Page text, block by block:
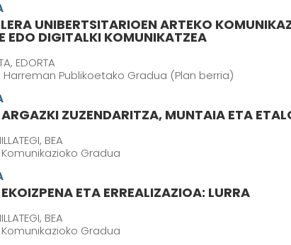
UNIBERTSITARIOEN ARTEKO
EDO DIGITALKI KOMUNIKATZEA
EDORTA
Publikoetako Gradua (Plan berria)
ZUZENDARITZA, MUNTAIA ETA
BEA
Gradua
ETA ERREALIZAZIOA: LURRA
BEA
Gradua